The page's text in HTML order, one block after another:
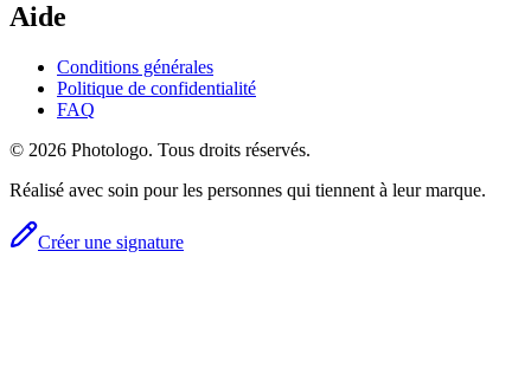
Aide
Conditions générales
Politique de confidentialité
FAQ
© 2026 Photologo. Tous droits réservés.
Réalisé avec soin pour les personnes qui tiennent à leur marque.
Créer une signature